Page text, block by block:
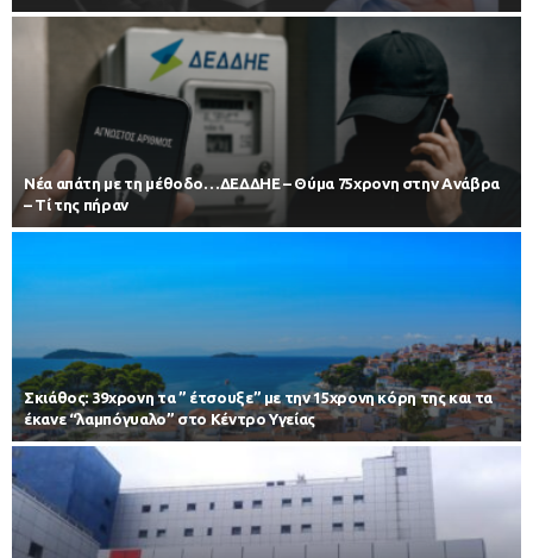
Νέα απάτη με τη μέθοδο…ΔΕΔΔΗΕ – Θύμα 75χρονη στην Ανάβρα
– Τί της πήραν
Σκιάθος: 39χρονη τα ” έτσουξε” με την 15χρονη κόρη της και τα
έκανε “λαμπόγυαλο” στο Κέντρο Υγείας